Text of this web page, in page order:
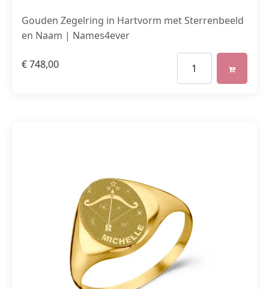
Gouden Zegelring in Hartvorm met Sterrenbeeld
en Naam | Names4ever
€748,00